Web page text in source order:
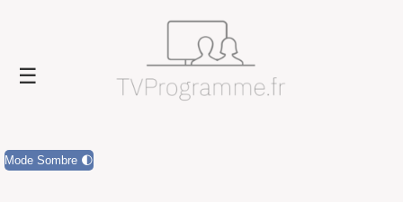
Mode Sombre 🌓